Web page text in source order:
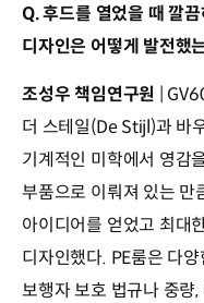
Q. 후드를 열었을 때 깔
디자인은 어떻게 발전했
조성우 책임연구원 |
더 스테일(De Stijl)과 바
기계적인 미학에서 영감
부품으로 이뤄져 있는 만
아이디어를 얻었고 최대
디자인했다. PE룸은 다
보행자 보호 법규나 중량